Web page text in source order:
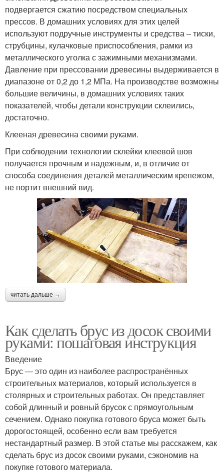
подвергается сжатию посредством специальных
прессов. В домашних условиях для этих целей
используют подручные инструменты и средства – тиски,
струбцины, кулачковые приспособления, рамки из
металлического уголка с зажимными механизмами.
Давление при прессовании древесины выдерживается в
диапазоне от 0,2 до 1,2 МПа. На производстве возможны
большие величины, в домашних условиях таких
показателей, чтобы детали конструкции склеились,
достаточно.
Клееная древесина своими руками.
При соблюдении технологии склейки клеевой шов
получается прочным и надежным, и, в отличие от
способа соединения деталей металлическим крепежом,
не портит внешний вид.
читать дальше →
Как сделать брус из досок своими
руками: пошаговая инструкция
Введение
Брус — это один из наиболее распространённых
строительных материалов, который используется в
столярных и строительных работах. Он представляет
собой длинный и ровный брусок с прямоугольным
сечением. Однако покупка готового бруса может быть
дорогостоящей, особенно если вам требуется
нестандартный размер. В этой статье мы расскажем, как
сделать брус из досок своими руками, сэкономив на
покупке готового материала.